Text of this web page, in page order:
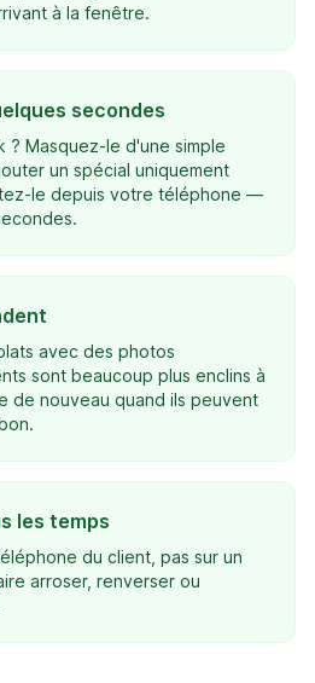
à la fenêtre.
secondes
? Masquez-le d'une simple
un spécial uniquement
le depuis votre téléphone —
avec des photos
sont beaucoup plus enclins à
de nouveau quand ils peuvent
les temps
du client, pas sur un
arroser, renverser ou